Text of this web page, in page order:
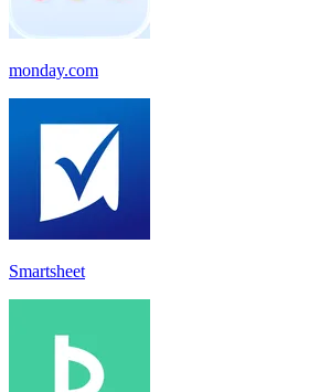
monday.com
Smartsheet